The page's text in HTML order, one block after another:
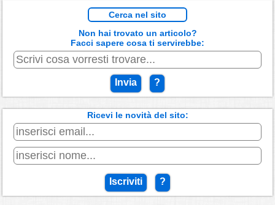
Cerca nel sito
Non hai trovato un articolo?
Facci sapere cosa ti servirebbe:
Invia ?
Ricevi le novità del sito:
Iscriviti ?